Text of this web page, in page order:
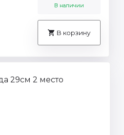
В наличии
В корзину